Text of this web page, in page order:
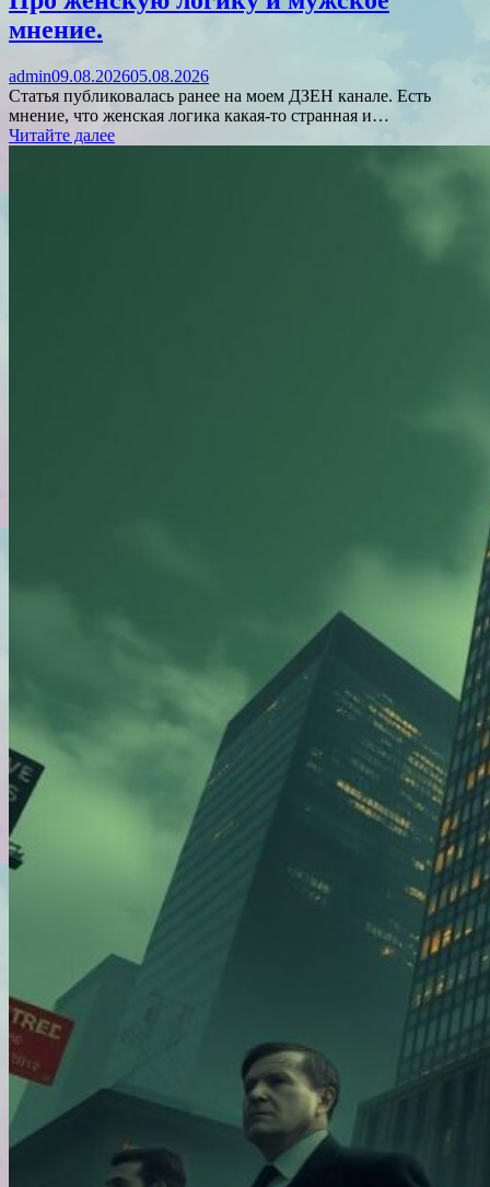
мнение.
admin09.08.202605.08.2026
Статья публиковалась ранее на моем ДЗЕН канале. Есть
мнение, что женская логика какая-то странная и…
Читайте далее